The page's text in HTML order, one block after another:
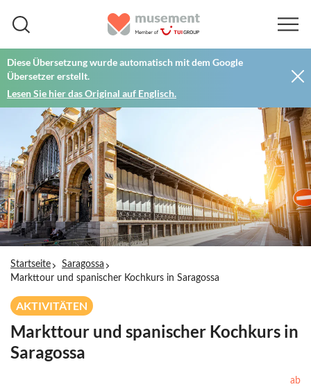
Diese Übersetzung wurde automatisch mit dem Google
Übersetzer erstellt.
Lesen Sie hier das Original auf Englisch.
Startseite
Saragossa
Markttour und spanischer Kochkurs in Saragossa
AKTIVITÄTEN
Markttour und spanischer Kochkurs in
Saragossa
ab